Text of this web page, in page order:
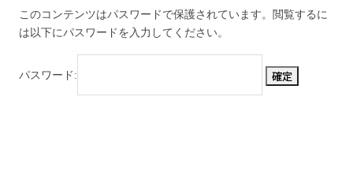
このコンテンツはパスワードで保護されています。閲覧するに
は以下にパスワードを入力してください。
パスワード: